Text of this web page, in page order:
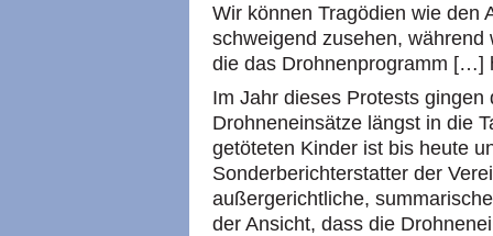
Wir können Tragödien wie den
schweigend zusehen,
die das Drohnenprogramm […]
Im Jahr dieses Protests gingen
Drohneneinsätze längst in die
getöteten Kinder ist bis heute
Sonderberichterstatter der
außergerichtliche,
der Ansicht, dass die